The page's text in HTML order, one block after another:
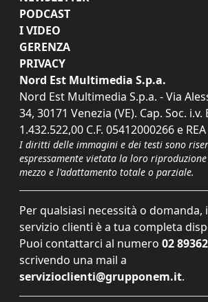
PODCAST
I VIDEO
GERENZA
PRIVACY
Nord Est Multimedia S.p.a.
Nord Est Multimedia S.p.a. - Via
34, 30171 Venezia (VE). Cap. Soc. i.v.
1.432.522,00 C.F. 05412000266 e
I diritti delle immagini e dei testi sono
espressamente vietata la loro
mezzo e l'adattamento totale o parziale.
Per qualsiasi necessità o domanda,
servizio clienti è a tua completa
Puoi contattarci al numero 02
scrivendo una mail a
servizioclienti@grupponem.it.